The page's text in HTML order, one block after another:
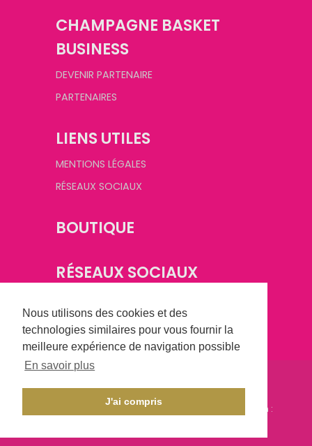
Nous utilisons des cookies et des
technologies similaires pour vous fournir la
meilleure expérience de navigation possible
En savoir plus
J'ai compris
CHAMPAGNE BASKET
BUSINESS
DEVENIR PARTENAIRE
PARTENAIRES
LIENS UTILES
MENTIONS LÉGALES
RÉSEAUX SOCIAUX
BOUTIQUE
RÉSEAUX SOCIAUX
CHAMPAGNE CRÉATION
- Réalisation :